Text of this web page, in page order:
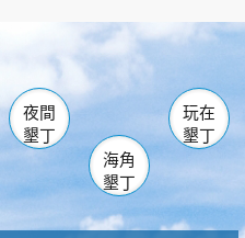
南仁湖
佳樂水
森林遊樂區
管處遊客中心
社頂公園 風吹沙
船帆石 龍磐公園
香蕉灣
砂島
鵝鑾鼻
夜間
墾丁
海角
墾丁
玩在
墾丁